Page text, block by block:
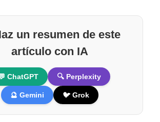
un resumen de este
artículo con IA
ChatGPT 🔍 Perplexity
🔮 Gemini 🐦 Grok